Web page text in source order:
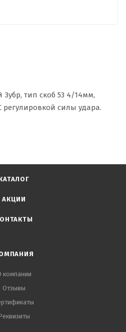
тип скоб 53 4/14мм,
регулировкой силы удара.
АКЦИИ
компании
Отзывы